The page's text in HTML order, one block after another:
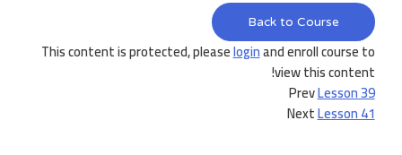
Back to Course
This content is protected, pleaseloginand enroll course to
view this content!
PrevLesson 39
NextLesson 41